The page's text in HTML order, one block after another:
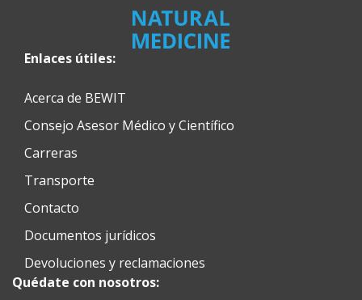
Enlaces útiles:
Acerca de BEWIT
Consejo Asesor Médico y Científico
Carreras
Transporte
Contacto
Documentos jurídicos
Devoluciones y reclamaciones
Quédate con nosotros: